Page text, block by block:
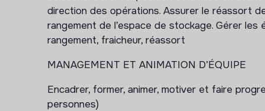
direction des opérations. Assurer le réassort
rangement de l’espace de stockage. Gérer
rangement, fraicheur, réassort
MANAGEMENT ET ANIMATION D’ÉQUIPE
Encadrer, former, animer, motiver et faire
personnes)